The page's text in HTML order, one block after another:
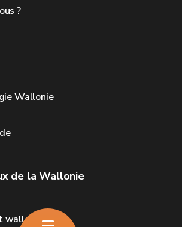
?
Wallonie
de la Wallonie
wallon